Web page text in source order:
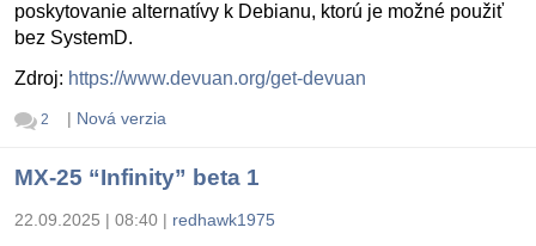
poskytovanie alternatívy k Debianu, ktorú je možné použiť
bez SystemD.
Zdroj: https://www.devuan.org/get-devuan
2 | Nová verzia
MX-25 “Infinity” beta 1
22.09.2025 | 08:40 | redhawk1975